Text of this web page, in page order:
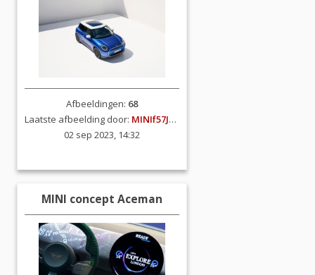
Afbeeldingen: 68
Laatste afbeelding door: MINIf57JCW
02 sep 2023, 14:32
MINI concept Aceman